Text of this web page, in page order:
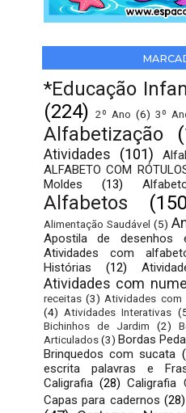
*Educação
(224) 2º Ano (6) 3º
Alfabetização
Atividades
(101)
ALFABETO COM
Moldes
(13)
Alfabetos
Alimentação Saudável (5)
Apostila de desenhos
Atividades com
Histórias
(12)
Atividades com
receitas (3) Atividades
(4) Atividades Interativas
Bichinhos de Jardim (2)
Articulados (3) Bordas
Brinquedos com sucata
escrita palavras e
Caligrafia (28) Caligrafia
Capas para cadernos (28)